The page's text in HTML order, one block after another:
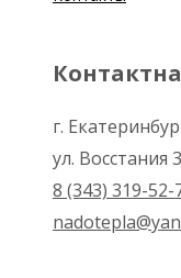
г.
ул. Восстания
8 (343) 319-52-